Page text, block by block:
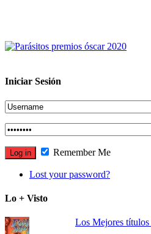
Iniciar Sesión
Remember Me
Lost your password?
Lo + Visto
Los Mejores títulos